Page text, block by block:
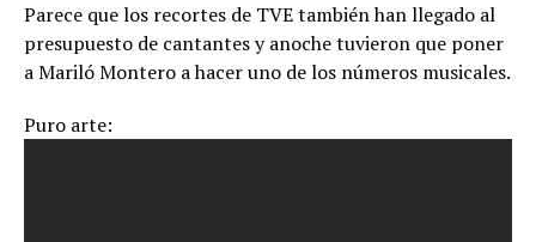
Parece que los recortes de TVE también han llegado al
presupuesto de cantantes y anoche tuvieron que poner
a Mariló Montero a hacer uno de los números musicales.
Puro arte: